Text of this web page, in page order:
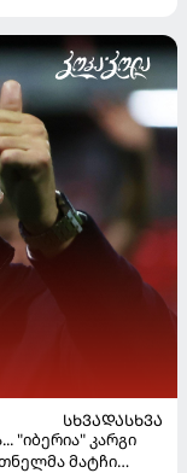
ᲡᲮᲕᲐᲓᲐᲡᲮᲕᲐ
"იბერია" კარგი
მატჩი